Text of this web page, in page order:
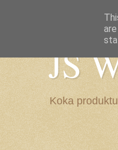
JS
Koka